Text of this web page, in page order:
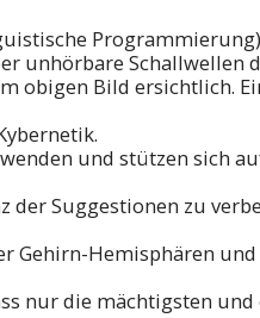
unhörbare Schallwellen
obigen Bild ersichtlich.
und stützen sich
Suggestionen zu
Gehirn-Hemisphären
nur die mächtigsten und